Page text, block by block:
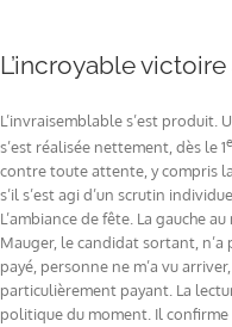
L’incroyable
L’invraisemblable s’est
s’est réalisée nettement, dès le 1
contre toute attente, y compris
s’il s’est agi d’un scrutin
L’ambiance de fête. La gauche
Mauger, le candidat sortant, n’a
payé, personne ne m’a vu
particulièrement payant. La
politique du moment. Il